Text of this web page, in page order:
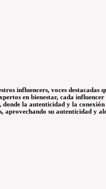
influencers, voces destacadas
en bienestar, cada
la autenticidad y la
aprovechando su autenticidad y